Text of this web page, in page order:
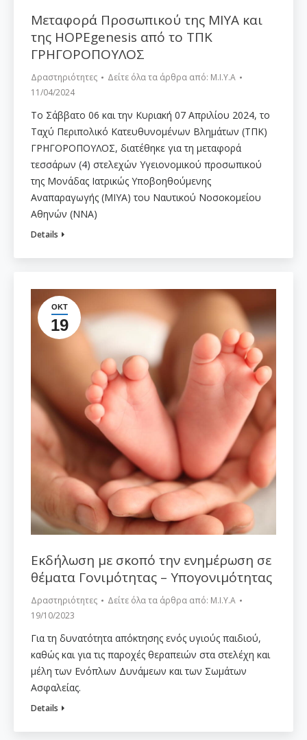
Μεταφορά Προσωπικού της ΜΙΥΑ και
της HOPEgenesis από το ΤΠΚ
ΓΡΗΓΟΡΟΠΟΥΛΟΣ
Δραστηριότητες Δείτε όλα τα άρθρα από: Μ.Ι.Υ.Α
11/04/2024
Το Σάββατο 06 και την Κυριακή 07 Απριλίου 2024, το
Ταχύ Περιπολικό Κατευθυνομένων Βλημάτων (ΤΠΚ)
ΓΡΗΓΟΡΟΠΟΥΛΟΣ, διατέθηκε για τη μεταφορά
τεσσάρων (4) στελεχών Υγειονομικού προσωπικού
της Μονάδας Ιατρικώς Υποβοηθούμενης
Αναπαραγωγής (ΜΙΥΑ) του Ναυτικού Νοσοκομείου
Αθηνών (ΝΝΑ)
Details
ΟΚΤ
19
Εκδήλωση με σκοπό την ενημέρωση σε
θέματα Γονιμότητας – Υπογονιμότητας
Δραστηριότητες Δείτε όλα τα άρθρα από: Μ.Ι.Υ.Α
19/10/2023
Για τη δυνατότητα απόκτησης ενός υγιούς παιδιού,
καθώς και για τις παροχές θεραπειών στα στελέχη και
μέλη των Ενόπλων Δυνάμεων και των Σωμάτων
Ασφαλείας.
Details